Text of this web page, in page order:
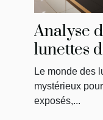
Analyse
lunettes
Le monde des
mystérieux
exposés,...